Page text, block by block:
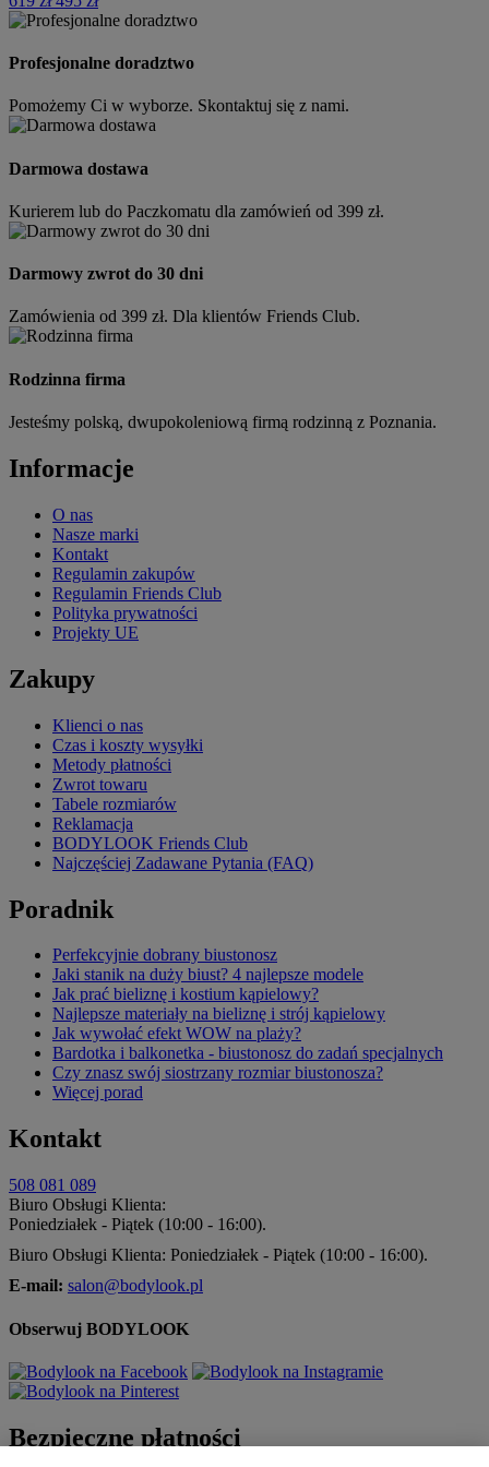
Profesjonalne doradztwo
Pomożemy Ci w wyborze. Skontaktuj się z nami.
Darmowa dostawa
Kurierem lub do Paczkomatu dla zamówień od 399 zł.
Darmowy zwrot do 30 dni
Zamówienia od 399 zł. Dla klientów Friends Club.
Rodzinna firma
Jesteśmy polską, dwupokoleniową firmą rodzinną z Poznania.
Informacje
O nas
Nasze marki
Kontakt
Regulamin zakupów
Regulamin Friends Club
Polityka prywatności
Projekty UE
Zakupy
Klienci o nas
Czas i koszty wysyłki
Metody płatności
Zwrot towaru
Tabele rozmiarów
Reklamacja
BODYLOOK Friends Club
Najczęściej Zadawane Pytania (FAQ)
Poradnik
Perfekcyjnie dobrany biustonosz
Jaki stanik na duży biust? 4 najlepsze modele
Jak prać bieliznę i kostium kąpielowy?
Najlepsze materiały na bieliznę i strój kąpielowy
Jak wywołać efekt WOW na plaży?
Bardotka i balkonetka - biustonosz do zadań specjalnych
Czy znasz swój siostrzany rozmiar biustonosza?
Więcej porad
Kontakt
508 081 089
Biuro Obsługi Klienta:
Poniedziałek - Piątek (10:00 - 16:00).
Biuro Obsługi Klienta: Poniedziałek - Piątek (10:00 - 16:00).
E-mail: salon@bodylook.pl
Obserwuj BODYLOOK
Bezpieczne płatności